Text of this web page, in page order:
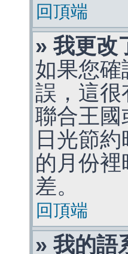
回頂端
» 我更改
如果您
誤，這很
聯合王國
日光節
的月份
差。
回頂端
» 我的語